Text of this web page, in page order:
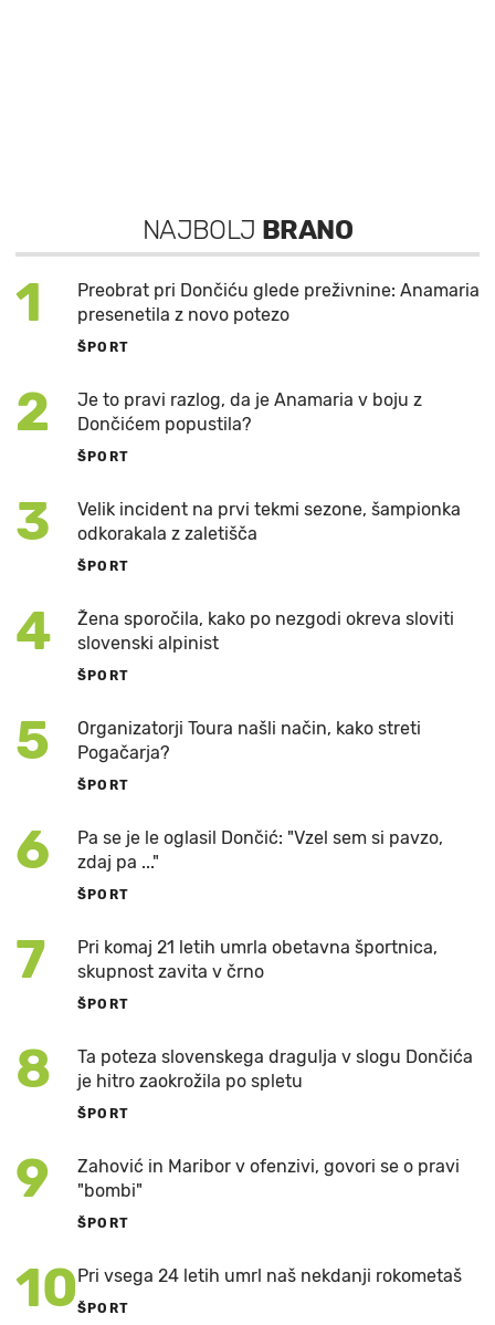
NAJBOLJ BRANO
1
Preobrat pri Dončiću glede preživnine: Anamaria
presenetila z novo potezo
ŠPORT
2
Je to pravi razlog, da je Anamaria v boju z
Dončićem popustila?
ŠPORT
3
Velik incident na prvi tekmi sezone, šampionka
odkorakala z zaletišča
ŠPORT
4
Žena sporočila, kako po nezgodi okreva sloviti
slovenski alpinist
ŠPORT
5
Organizatorji Toura našli način, kako streti
Pogačarja?
ŠPORT
6
Pa se je le oglasil Dončić: "Vzel sem si pavzo,
zdaj pa ..."
ŠPORT
7
Pri komaj 21 letih umrla obetavna športnica,
skupnost zavita v črno
ŠPORT
8
Ta poteza slovenskega dragulja v slogu Dončića
je hitro zaokrožila po spletu
ŠPORT
9
Zahović in Maribor v ofenzivi, govori se o pravi
"bombi"
ŠPORT
10Pri vsega 24 letih umrl naš nekdanji rokometaš
ŠPORT